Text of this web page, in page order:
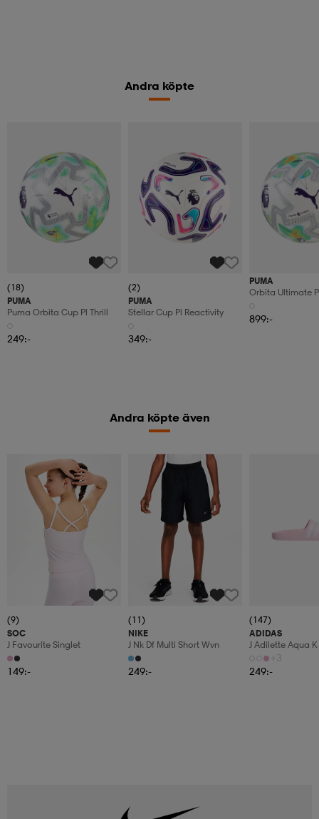
Andra köpte
(18)
PUMA
Puma Orbita Cup Pl Thrill
249:-
(2)
PUMA
Stellar Cup Pl Reactivity
349:-
PUMA
Orbita Ultimate
899:-
Andra köpte även
(9)
SOC
J Favourite Singlet
149:-
(11)
NIKE
J Nk Df Multi Short Wvn
249:-
(147)
ADIDAS
J Adilette Aqua K
+3
249:-